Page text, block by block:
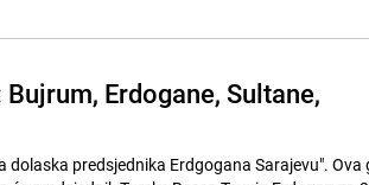
Erdogane, Sultane,
predsjednika Erdgogana Sarajevu". Ova